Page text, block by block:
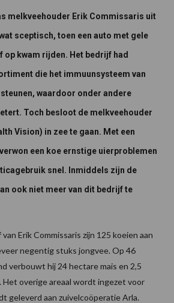
melkveehouder Erik Commissaris uit
sceptisch, toen een auto met gele
op kwam rijden. Het bedrijf had
die het immuunsysteem van
waardoor onder andere
Toch besloot de melkveehouder
Vision) in zee te gaan. Met een
een koe ernstige uierproblemen
snel. Inmiddels zijn de
ook niet meer van dit bedrijf te
Erik Commissaris zijn 125 koeien aan
negentig stuks jongvee. Op 46
verbouwt hij 24 hectare mais en 2,5
overige areaal wordt ingezet voor
geleverd aan zuivelcoöperatie Arla.